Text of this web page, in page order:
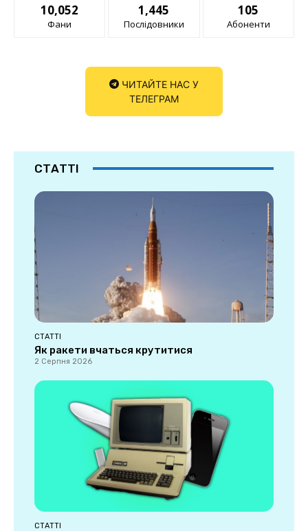
10,052
Фани
1,445
Послідовники
105
Абоненти
ЧИТАЙТЕ НАС У
ТЕЛЕГРАМ
СТАТТІ
СТАТТІ
Як ракети вчаться крутитися
2 Серпня 2026
СТАТТІ